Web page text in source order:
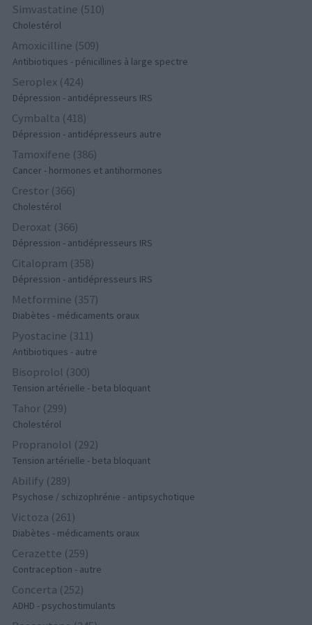
Simvastatine (510)
Cholestérol
Amoxicilline (509)
Antibiotiques - pénicillines à large spectre
Seroplex (424)
Dépression - antidépresseurs IRS
Cymbalta (418)
Dépression - antidépresseurs autre
Tamoxifene (386)
Cancer - hormones et antihormones
Crestor (366)
Cholestérol
Deroxat (366)
Dépression - antidépresseurs IRS
Citalopram (358)
Dépression - antidépresseurs IRS
Metformine (357)
Diabètes - médicaments oraux
Pyostacine (311)
Antibiotiques - autre
Bisoprolol (300)
Tension artérielle - beta bloquant
Tahor (299)
Cholestérol
Propranolol (292)
Tension artérielle - beta bloquant
Abilify (289)
Psychose / schizophrénie - antipsychotique
Victoza (261)
Diabètes - médicaments oraux
Cerazette (259)
Contraception - autre
Concerta (252)
ADHD - psychostimulants